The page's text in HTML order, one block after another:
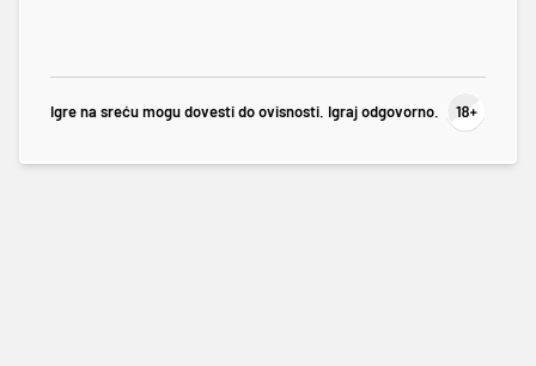
Igre na sreću mogu dovesti do ovisnosti. Igraj odgovorno.